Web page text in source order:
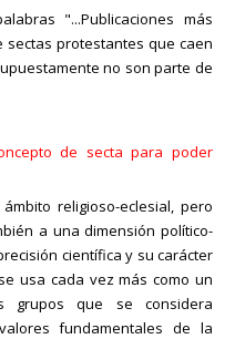
"...Publicaciones más
protestantes que caen
no son parte de
de secta para poder
religioso-eclesial, pero
a una dimensión político-
científica y su carácter
usa cada vez más como un
grupos que se considera
fundamentales de la